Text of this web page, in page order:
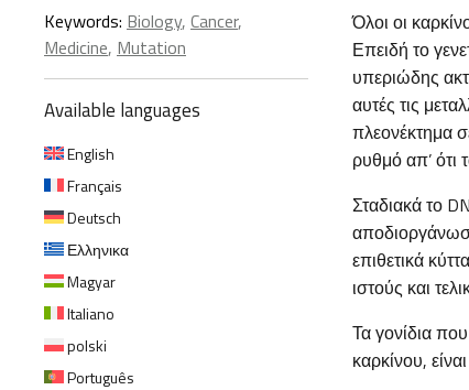
Keywords: Biology, Cancer,
Medicine, Mutation
Available languages
English
Français
Deutsch
Ελληνικα
Magyar
Italiano
polski
Português
Όλοι οι
Επειδή το
υπεριώδης
αυτές τις
πλεονέκτημα
ρυθμό απ’ ότι
Σταδιακά το
επιθετικά
ιστούς και
Τα γονίδια
καρκίνου,